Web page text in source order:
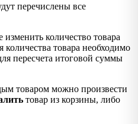
перечислены все
изменить количество товара
товара необходимо
пересчета итоговой суммы
товаром можно произвести
товар из корзины, либо